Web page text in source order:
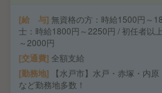
給 与 無資格の方：時給1500円～
士：時給1800円～2250円 / 初任者以
～2000円
交通費 全額支給
勤務地
【水戸市】水戸・赤塚・内
など勤務地多数！